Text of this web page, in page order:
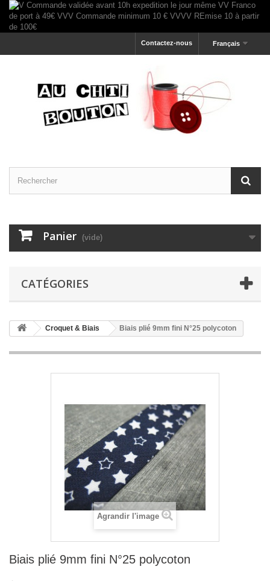
Français
Contactez-nous
Panier (vide)
CATÉGORIES
Croquet & Biais Biais plié 9mm fini N°25 polycoton
Agrandir l'image
Biais plié 9mm fini N°25 polycoton